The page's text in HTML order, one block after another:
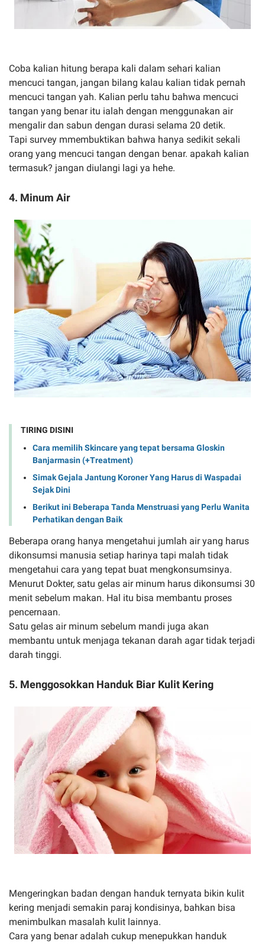
Coba kalian hitung berapa kali dalam sehari kalian
mencuci tangan, jangan bilang kalau kalian tidak pernah
mencuci tangan yah. Kalian perlu tahu bahwa mencuci
tangan yang benar itu ialah dengan menggunakan air
mengalir dan sabun dengan durasi selama 20 detik.
Tapi survey mmembuktikan bahwa hanya sedikit sekali
orang yang mencuci tangan dengan benar. apakah kalian
termasuk? jangan diulangi lagi ya hehe.
4. Minum Air
TIRING DISINI
Cara memilih Skincare yang tepat bersama Gloskin
Banjarmasin (+Treatment)
Simak Gejala Jantung Koroner Yang Harus di Waspadai
Sejak Dini
Berikut ini Beberapa Tanda Menstruasi yang Perlu Wanita
Perhatikan dengan Baik
Beberapa orang hanya mengetahui jumlah air yang harus
dikonsumsi manusia setiap harinya tapi malah tidak
mengetahui cara yang tepat buat mengkonsumsinya.
Menurut Dokter, satu gelas air minum harus dikonsumsi 30
menit sebelum makan. Hal itu bisa membantu proses
pencernaan.
Satu gelas air minum sebelum mandi juga akan
membantu untuk menjaga tekanan darah agar tidak terjadi
darah tinggi.
5. Menggosokkan Handuk Biar Kulit Kering
Mengeringkan badan dengan handuk ternyata bikin kulit
kering menjadi semakin paraj kondisinya, bahkan bisa
menimbulkan masalah kulit lainnya.
Cara yang benar adalah cukup menepukkan handuk